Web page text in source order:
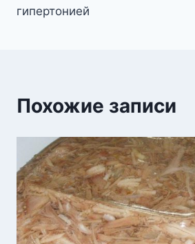
гипертонией
Похожие записи